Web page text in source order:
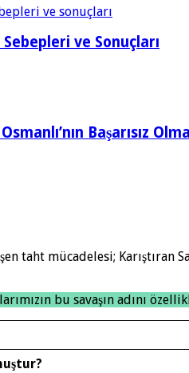
Sebepleri ve Sonuçları
Başarısız
taht mücadelesi; Karıştıran
bu savaşın adını